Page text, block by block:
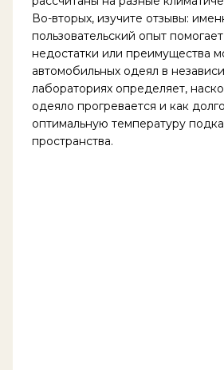
Во-вторых, изучите отзывы:
пользовательский опыт
недостатки или преимущества
автомобильных одеял в
лабораториях определяет,
одеяло прогревается и как
оптимальную температуру
пространства.